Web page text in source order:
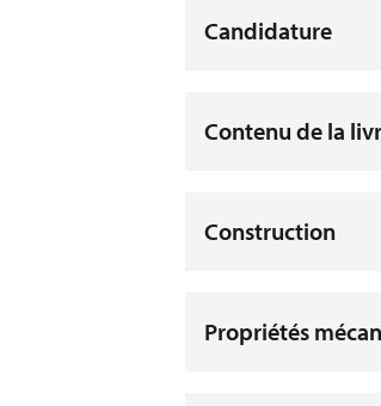
Candidature
Contenu de la
Construction
Propriétés